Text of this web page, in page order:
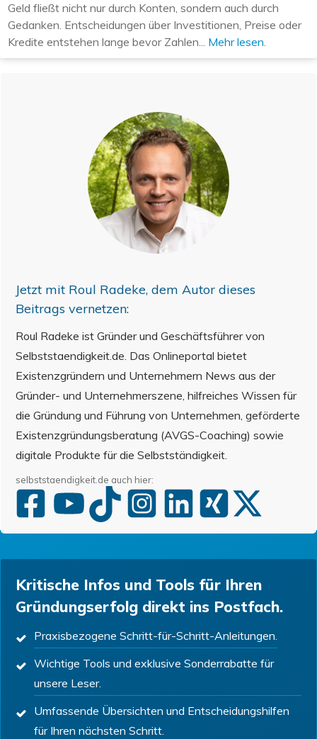
Geld fließt nicht nur durch Konten, sondern auch durch
Gedanken. Entscheidungen über Investitionen, Preise oder
Kredite entstehen lange bevor Zahlen... Mehr lesen.
Jetzt mit Roul Radeke, dem Autor dieses
Beitrags vernetzen:
Roul Radeke ist Gründer und Geschäftsführer von
Selbststaendigkeit.de. Das Onlineportal bietet
Existenzgründern und Unternehmern News aus der
Gründer- und Unternehmerszene, hilfreiches Wissen für
die Gründung und Führung von Unternehmen, geförderte
Existenzgründungsberatung (AVGS-Coaching) sowie
digitale Produkte für die Selbstständigkeit.
selbststaendigkeit.de auch hier:
Kritische Infos und Tools für Ihren
Gründungserfolg direkt ins Postfach.
Praxisbezogene Schritt-für-Schritt-Anleitungen.
Wichtige Tools und exklusive Sonderrabatte für
unsere Leser.
Umfassende Übersichten und Entscheidungshilfen
für Ihren nächsten Schritt.